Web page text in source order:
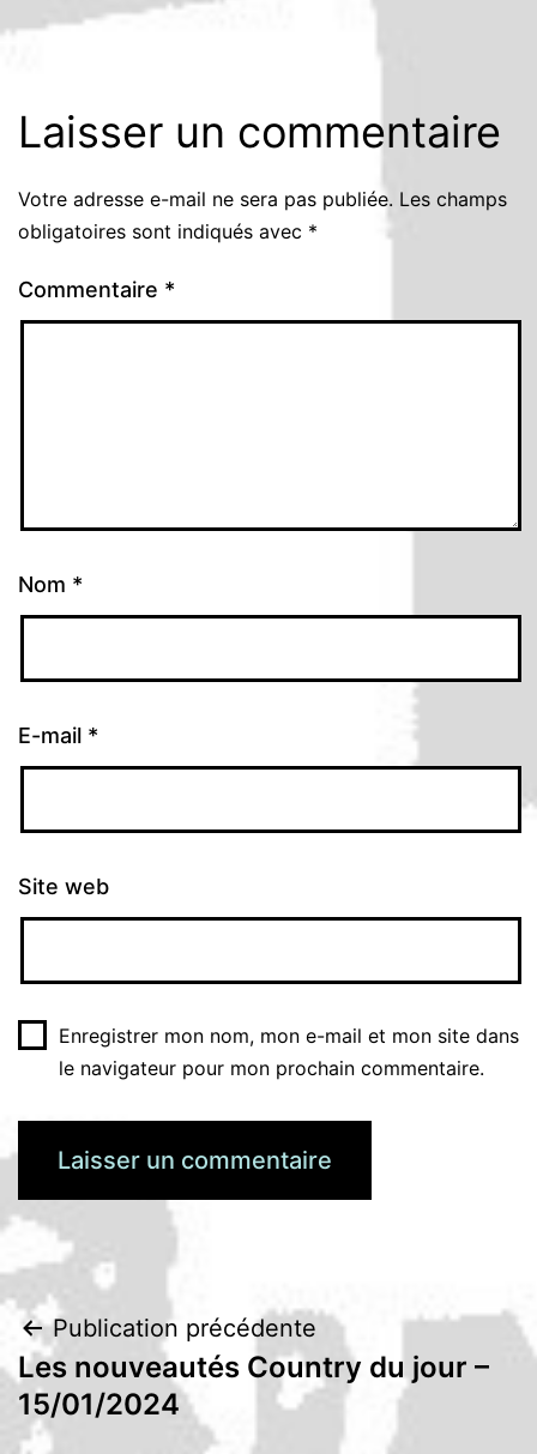
Laisser un commentaire
Votre adresse e-mail ne sera pas publiée. Les champs
obligatoires sont indiqués avec *
Commentaire *
Nom *
E-mail *
Site web
Enregistrer mon nom, mon e-mail et mon site dans
le navigateur pour mon prochain commentaire.
Navigation
de
Publication précédente
Les nouveautés Country du jour –
15/01/2024